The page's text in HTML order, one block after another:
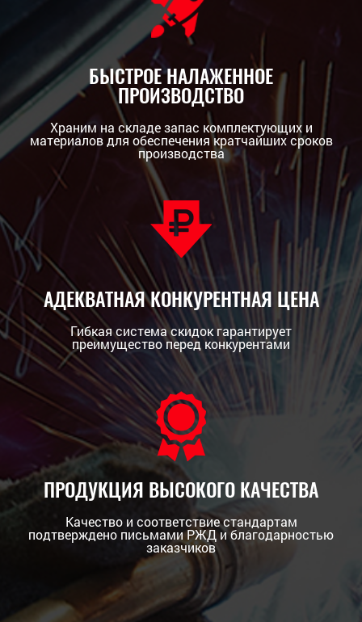
БЫСТРОЕ НАЛАЖЕННОЕ
ПРОИЗВОДСТВО
Храним на складе запас комплектующих и
материалов для обеспечения кратчайших сроков
производства
АДЕКВАТНАЯ КОНКУРЕНТНАЯ ЦЕНА
Гибкая система скидок гарантирует
преимущество перед конкурентами
ПРОДУКЦИЯ ВЫСОКОГО КАЧЕСТВА
Качество и соответствие стандартам
подтверждено письмами РЖД и благодарностью
заказчиков